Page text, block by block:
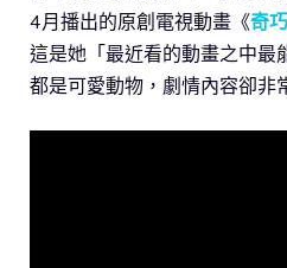
4月播出的原創電視動畫《奇
這是她「最近看的動畫之中最
都是可愛動物，劇情內容卻非